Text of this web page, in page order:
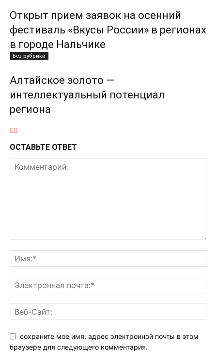
Открыт прием заявок на осенний
фестиваль «Вкусы России» в регионах
в городе Нальчике
Без рубрики
Алтайское золото —
интеллектуальный потенциал
региона
ОСТАВЬТЕ ОТВЕТ
сохраните мое имя, адрес электронной почты в этом
браузере для следующего комментария.